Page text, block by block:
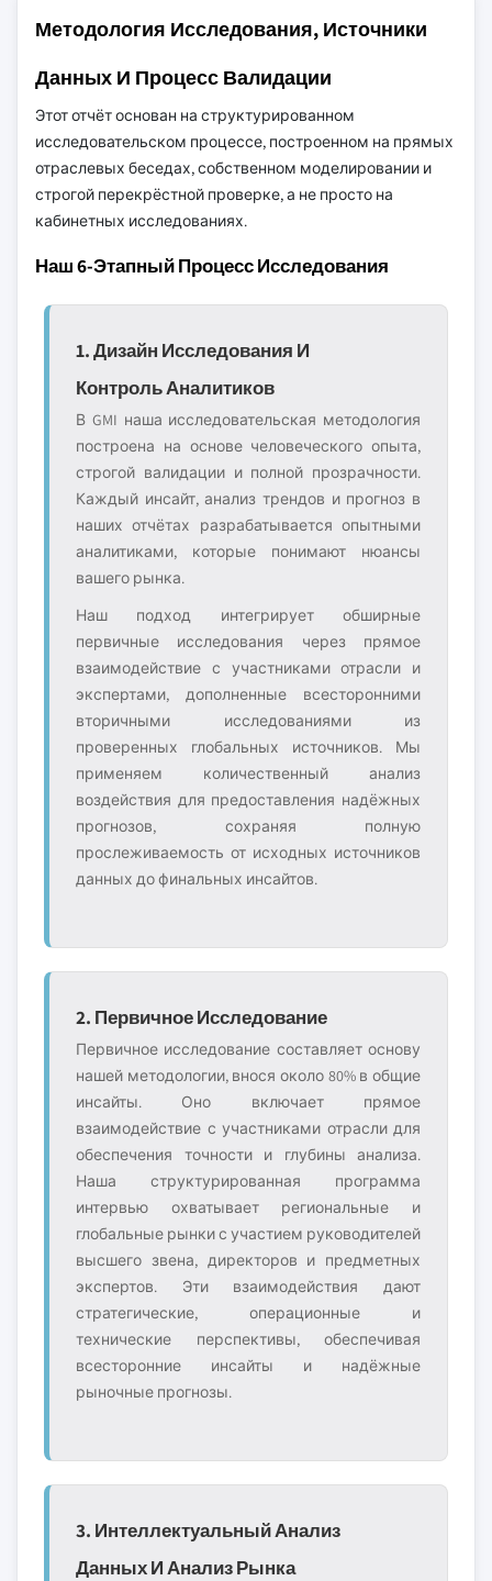
Методология Исследования, Источники
Данных И Процесс Валидации
Этот отчёт основан на структурированном
исследовательском процессе, построенном на прямых
отраслевых беседах, собственном моделировании и
строгой перекрёстной проверке, а не просто на
кабинетных исследованиях.
Наш 6-Этапный Процесс Исследования
1. Дизайн Исследования И
Контроль Аналитиков
В GMI наша исследовательская методология
построена на основе человеческого опыта,
строгой валидации и полной прозрачности.
Каждый инсайт, анализ трендов и прогноз в
наших отчётах разрабатывается опытными
аналитиками, которые понимают нюансы
вашего рынка.
Наш подход интегрирует обширные
первичные исследования через прямое
взаимодействие с участниками отрасли и
экспертами, дополненные всесторонними
вторичными исследованиями из
проверенных глобальных источников. Мы
применяем количественный анализ
воздействия для предоставления надёжных
прогнозов, сохраняя полную
прослеживаемость от исходных источников
данных до финальных инсайтов.
2. Первичное Исследование
Первичное исследование составляет основу
нашей методологии, внося около 80% в общие
инсайты. Оно включает прямое
взаимодействие с участниками отрасли для
обеспечения точности и глубины анализа.
Наша структурированная программа
интервью охватывает региональные и
глобальные рынки с участием руководителей
высшего звена, директоров и предметных
экспертов. Эти взаимодействия дают
стратегические, операционные и
технические перспективы, обеспечивая
всесторонние инсайты и надёжные
рыночные прогнозы.
3. Интеллектуальный Анализ
Данных И Анализ Рынка